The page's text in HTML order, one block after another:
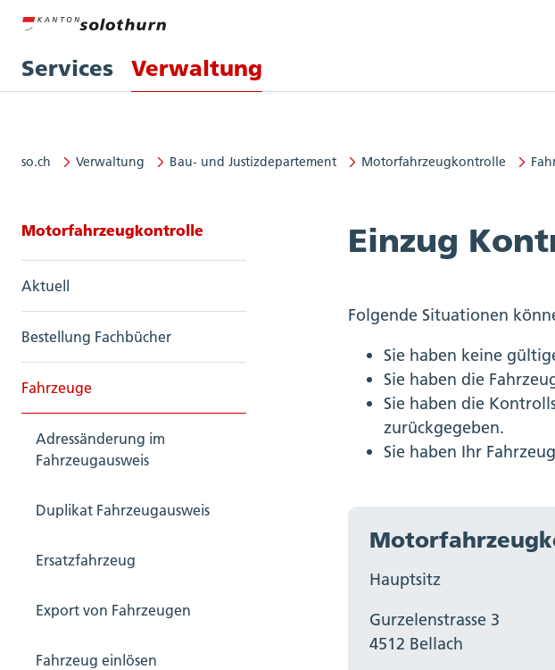
Services Verwaltung
so.ch Verwaltung Bau- und Justizdepartement Motorfahrzeugkontrolle
Seitennavigation: Motorfahrzeugkontrolle
Motorfahrzeugkontrolle
Aktuell
Bestellung Fachbücher
Fahrzeuge
Adressänderung im
Fahrzeugausweis
Duplikat Fahrzeugausweis
Ersatzfahrzeug
Export von Fahrzeugen
Fahrzeug einlösen
Einzug
Folgende Situationen
Sie haben keine
Sie haben die
Sie haben die
zurückgegeben.
Sie haben Ihr
Hauptsitz
Gurzelenstrasse 3
4512 Bellach